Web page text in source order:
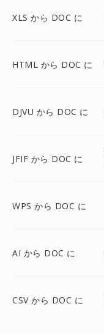
XLS から DOC に
HTML から DOC に
DJVU から DOC に
JFIF から DOC に
WPS から DOC に
AI から DOC に
CSV から DOC に